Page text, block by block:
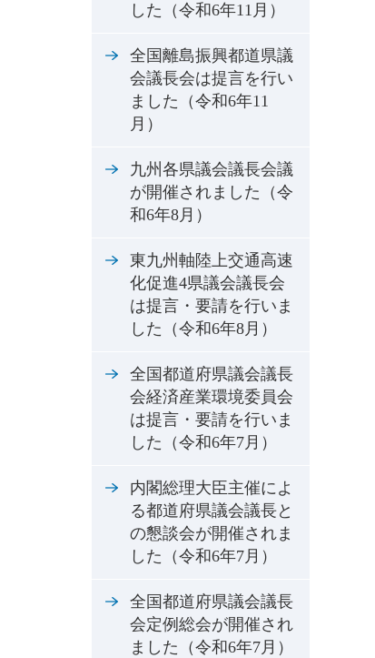
した（令和6年11月）
全国離島振興都道県議
会議長会は提言を行い
ました（令和6年11
月）
九州各県議会議長会議
が開催されました（令
和6年8月）
東九州軸陸上交通高速
化促進4県議会議長会
は提言・要請を行いま
した（令和6年8月）
全国都道府県議会議長
会経済産業環境委員会
は提言・要請を行いま
した（令和6年7月）
内閣総理大臣主催によ
る都道府県議会議長と
の懇談会が開催されま
した（令和6年7月）
全国都道府県議会議長
会定例総会が開催され
ました（令和6年7月）